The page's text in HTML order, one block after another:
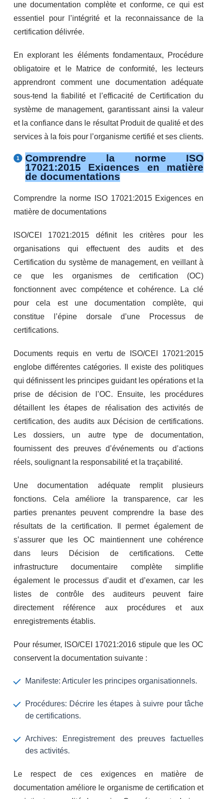
une documentation complète et conforme, ce qui est
essentiel pour l’intégrité et la reconnaissance de la
certification délivrée.
En explorant les éléments fondamentaux, Procédure
obligatoire et le Matrice de conformité, les lecteurs
apprendront comment une documentation adéquate
sous-tend la fiabilité et l’efficacité de Certification du
système de management, garantissant ainsi la valeur
et la confiance dans le résultat Produit de qualité et des
services à la fois pour l’organisme certifié et ses clients.
Comprendre la norme ISO
17021:2015 Exigences en matière
de documentations
Comprendre la norme ISO 17021:2015 Exigences en
matière de documentations
ISO/CEI 17021:2015 définit les critères pour les
organisations qui effectuent des audits et des
Certification du système de management, en veillant à
ce que les organismes de certification (OC)
fonctionnent avec compétence et cohérence. La clé
pour cela est une documentation complète, qui
constitue l’épine dorsale d’une Processus de
certifications.
Documents requis en vertu de ISO/CEI 17021:2015
englobe différentes catégories. Il existe des politiques
qui définissent les principes guidant les opérations et la
prise de décision de l’OC. Ensuite, les procédures
détaillent les étapes de réalisation des activités de
certification, des audits aux Décision de certifications.
Les dossiers, un autre type de documentation,
fournissent des preuves d’événements ou d’actions
réels, soulignant la responsabilité et la traçabilité.
Une documentation adéquate remplit plusieurs
fonctions. Cela améliore la transparence, car les
parties prenantes peuvent comprendre la base des
résultats de la certification. Il permet également de
s’assurer que les OC maintiennent une cohérence
dans leurs Décision de certifications. Cette
infrastructure documentaire complète simplifie
également le processus d’audit et d’examen, car les
listes de contrôle des auditeurs peuvent faire
directement référence aux procédures et aux
enregistrements établis.
Pour résumer, ISO/CEI 17021:2016 stipule que les OC
conservent la documentation suivante :
Manifeste: Articuler les principes organisationnels.
Procédures: Décrire les étapes à suivre pour tâche
de certifications.
Archives: Enregistrement des preuves factuelles
des activités.
Le respect de ces exigences en matière de
documentation améliore le organisme de certification et